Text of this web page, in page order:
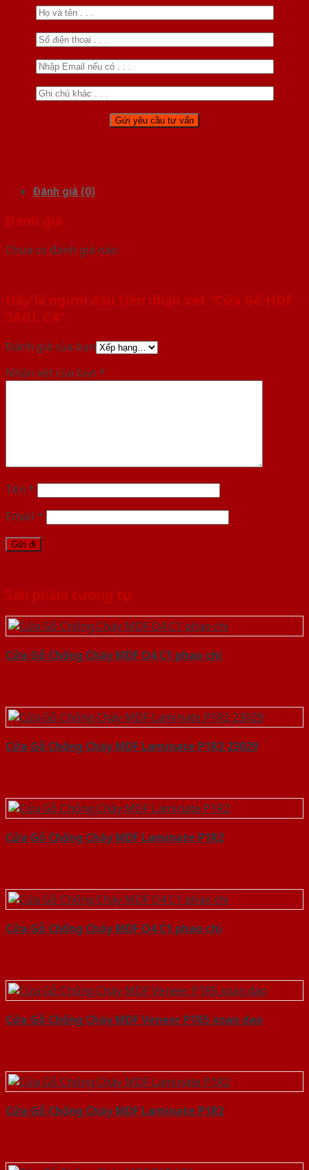
Đánh giá (0)
Đánh giá
Chưa có đánh giá nào.
Hãy là người đầu tiên nhận xét “Cửa Gỗ HDF
3AGL C4”
Đánh giá của bạn
Nhận xét của bạn *
Tên *
Email *
Sản phẩm tương tự
Cửa Gỗ Chống Cháy MDF O4 C1 phao chi
Cửa Gỗ Chống Cháy MDF Laminate P1R2 23029
Cửa Gỗ Chống Cháy MDF Laminate P1R2
Cửa Gỗ Chống Cháy MDF O4 C1 phao chi
Cửa Gỗ Chống Cháy MDF Veneer P1R5 xoan dao
Cửa Gỗ Chống Cháy MDF Laminate P1R2